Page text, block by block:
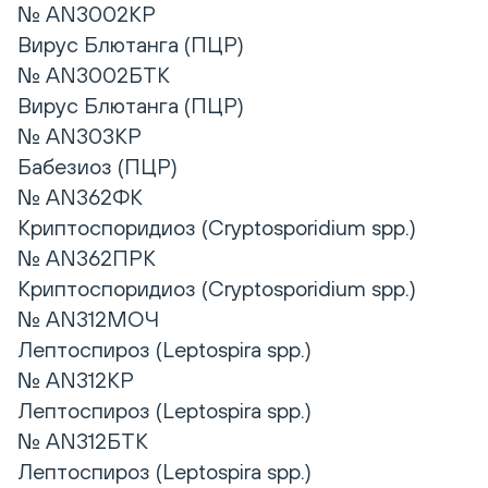
№ AN3002КР
Вирус Блютанга (ПЦР)
№ AN3002БТК
Вирус Блютанга (ПЦР)
№ AN303КР
Бабезиоз (ПЦР)
№ AN362ФК
Криптоспоридиоз (Cryptosporidium spp.)
№ AN362ПРК
Криптоспоридиоз (Cryptosporidium spp.)
№ AN312МОЧ
Лептоспироз (Leptospira spp.)
№ AN312КР
Лептоспироз (Leptospira spp.)
№ AN312БТК
Лептоспироз (Leptospira spp.)